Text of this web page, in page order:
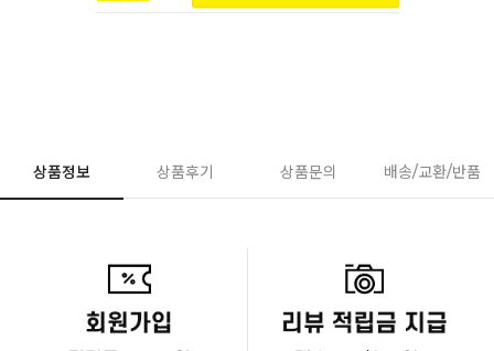
상품정보 상품후기 상품문의 배송/교환/반품